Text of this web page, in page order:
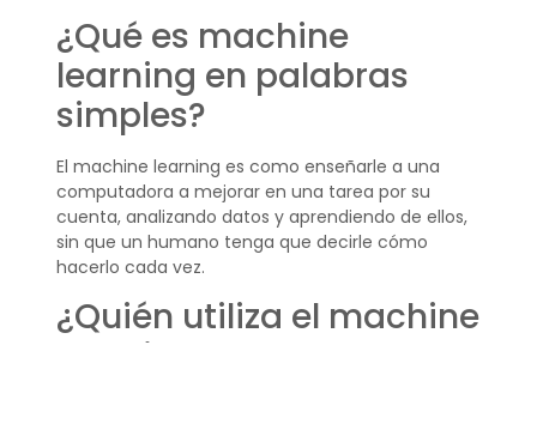
¿Qué es machine
learning en palabras
simples?
El machine learning es como enseñarle a una
computadora a mejorar en una tarea por su
cuenta, analizando datos y aprendiendo de ellos,
sin que un humano tenga que decirle cómo
hacerlo cada vez.
¿Quién utiliza el machine
learning?